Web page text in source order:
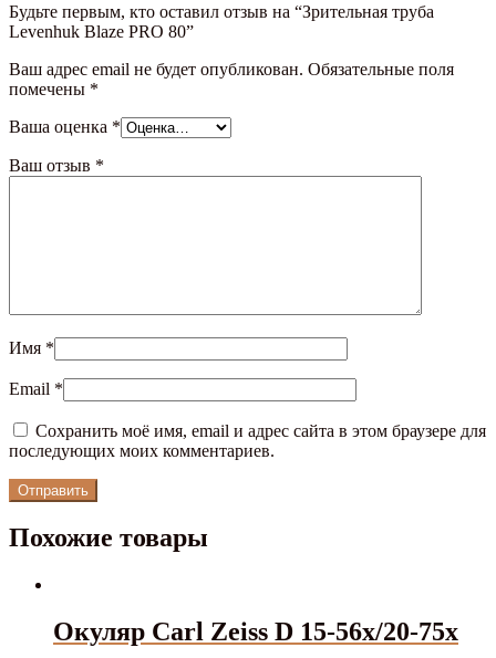
Будьте первым, кто оставил отзыв на “Зрительная труба
Levenhuk Blaze PRO 80”
Ваш адрес email не будет опубликован. Обязательные поля
помечены *
Ваша оценка *
Ваш отзыв *
Имя *
Email *
Сохранить моё имя, email и адрес сайта в этом браузере для
последующих моих комментариев.
Похожие товары
Окуляр Carl Zeiss D 15-56x/20-75x